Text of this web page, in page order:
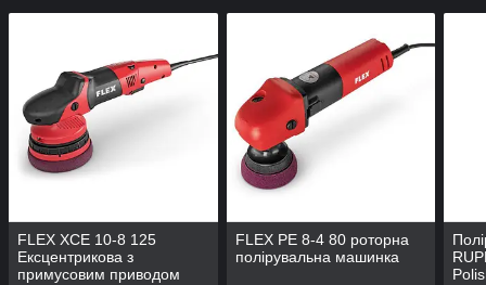
FLEX XCE 10-8 125
Ексцентрикова з
примусовим приводом
FLEX PE 8-4 80 роторна
полірувальна машинка